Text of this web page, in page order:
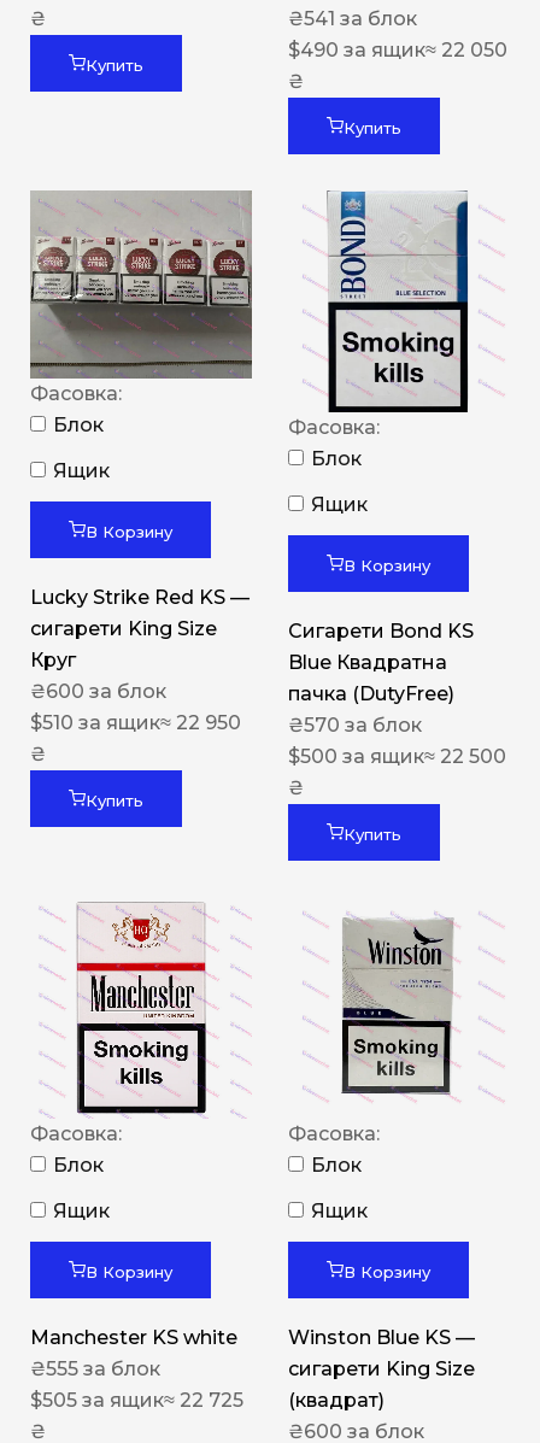
₴
Купить
₴541 за блок
$490 за ящик≈ 22 050
₴
Купить
Фасовка:
Блок
Ящик
В Корзину
Lucky Strike Red KS —
сигарети King Size
Круг
₴600 за блок
$510 за ящик≈ 22 950
₴
Купить
Фасовка:
Блок
Ящик
В Корзину
Сигарети Bond KS
Blue Квадратна
пачка (DutyFree)
₴570 за блок
$500 за ящик≈ 22 500
₴
Купить
Фасовка:
Блок
Ящик
В Корзину
Manchester KS white
₴555 за блок
$505 за ящик≈ 22 725
₴
Фасовка:
Блок
Ящик
В Корзину
Winston Blue KS —
сигарети King Size
(квадрат)
₴600 за блок